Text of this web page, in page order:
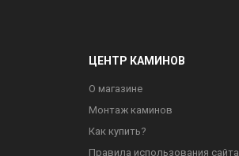
ЦЕНТР КАМИНОВ
О магазине
Монтаж каминов
Как купить?
Правила использования сайта